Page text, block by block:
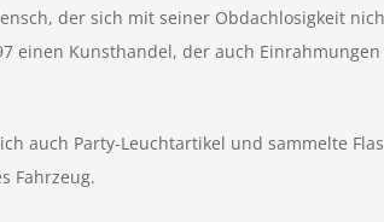
der sich mit seiner Obdachlosigkeit
einen Kunsthandel, der auch
auch Party-Leuchtartikel und sammelte
Fahrzeug.